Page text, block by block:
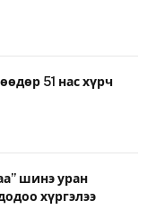
51 нас хүрч
шинэ уран
хүргэлээ